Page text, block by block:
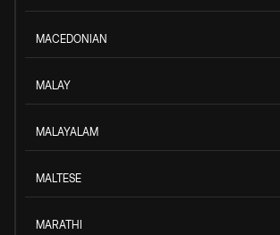
MACEDONIAN
MALAY
MALAYALAM
MALTESE
MARATHI